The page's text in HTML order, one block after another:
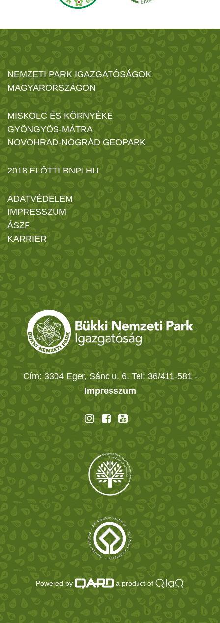
NEMZETI PARK IGAZGATÓSÁGOK
MAGYARORSZÁGON
MISKOLC ÉS KÖRNYÉKE
GYÖNGYÖS-MÁTRA
NOVOHRAD-NÓGRÁD GEOPARK
2018 ELŐTTI BNPI.HU
ADATVÉDELEM
IMPRESSZUM
ÁSZF
KARRIER
Cím: 3304 Eger, Sánc u. 6. Tel: 36/411-581 -
Impresszum
Powered by a product of